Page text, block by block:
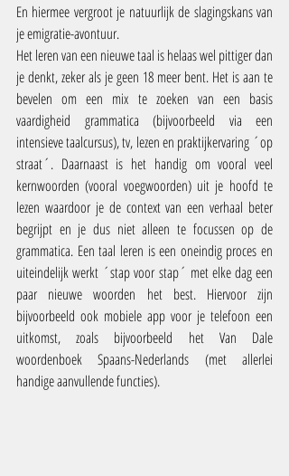
En hiermee vergroot je natuurlijk de slagingskans van
je emigratie-avontuur.
Het leren van een nieuwe taal is helaas wel pittiger dan
je denkt, zeker als je geen 18 meer bent. Het is aan te
bevelen om een mix te zoeken van een basis
vaardigheid grammatica (bijvoorbeeld via een
intensieve taalcursus), tv, lezen en praktijkervaring ´op
straat´. Daarnaast is het handig om vooral veel
kernwoorden (vooral voegwoorden) uit je hoofd te
lezen waardoor je de context van een verhaal beter
begrijpt en je dus niet alleen te focussen op de
grammatica. Een taal leren is een oneindig proces en
uiteindelijk werkt ´stap voor stap´ met elke dag een
paar nieuwe woorden het best. Hiervoor zijn
bijvoorbeeld ook mobiele app voor je telefoon een
uitkomst, zoals bijvoorbeeld het Van Dale
woordenboek Spaans-Nederlands (met allerlei
handige aanvullende functies).